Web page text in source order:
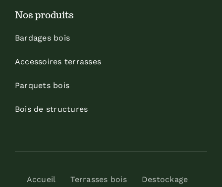
Nos produits
Bardages bois
Accessoires terrasses
Parquets bois
Bois de structures
Accueil Terrasses bois Destockage